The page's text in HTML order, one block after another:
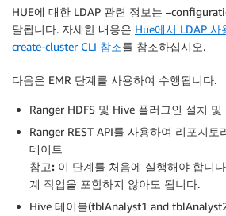
HUE에 대한 LDAP 관련 정보는
달됩니다. 자세한 내용은 Hue에서 LDAP 사
create-cluster CLI 참조를 참조하십시오.
다음은 EMR 단계를 사용하여 수행됩니다.
Ranger HDFS 및 Hive 플러그인 설치 및
Ranger REST API를 사용하여 리포지
데이트
참고: 이 단계를 처음에 실행해야 합니
계 작업을 포함하지 않아도 됩니다.
Hive 테이블(tblAnalyst1 and